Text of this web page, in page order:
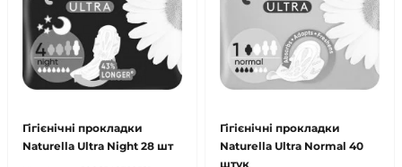
Гігієнічні прокладки
Naturella Ultra Night 28 шт
Гігієнічні прокладки
Naturella Ultra Normal 40
штук